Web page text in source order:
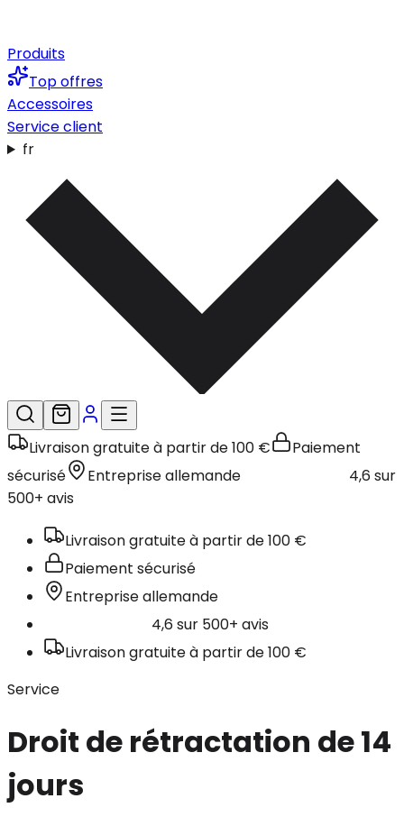
Produits
Top offres
Accessoires
Service client
fr
Livraison gratuite à partir de 100 €
Paiement
sécurisé
Entreprise allemande
4,6 sur
500+ avis
Livraison gratuite à partir de 100 €
Paiement sécurisé
Entreprise allemande
4,6 sur 500+ avis
Livraison gratuite à partir de 100 €
Service
Droit de rétractation de 14
jours